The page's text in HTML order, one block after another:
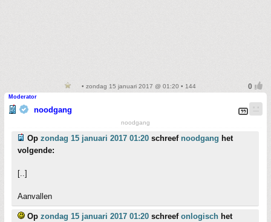
• zondag 15 januari 2017 @ 01:20 • 144
Moderator
noodgang
noodgang
Op zondag 15 januari 2017 01:20 schreef noodgang het
volgende:
[..]
Aanvallen
Op zondag 15 januari 2017 01:20 schreef onlogisch het